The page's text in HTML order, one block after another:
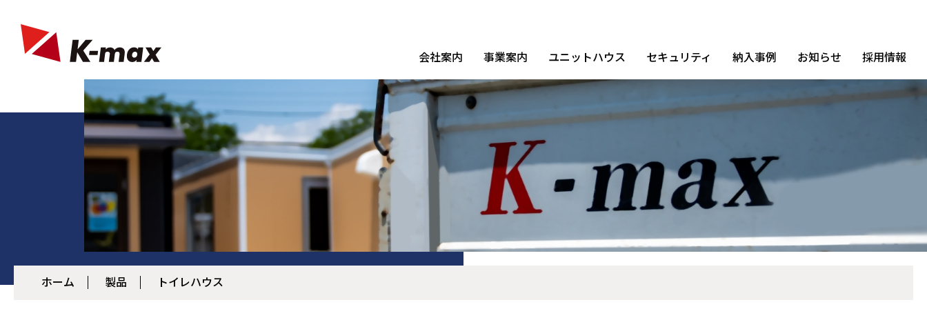
会社案内 事業案内 ユニットハウス セキュリティ 納入事例 お知らせ 採用情報
ホーム 製品 トイレハウス